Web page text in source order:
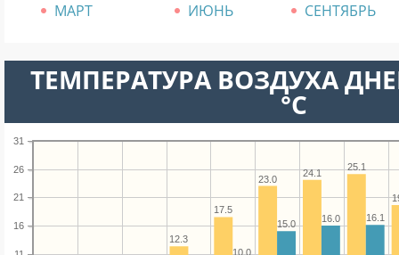
МАРТ
ИЮНЬ СЕНТЯБРЬ
ТЕМПЕРАТУРА ВОЗДУХА
°C
16
21
26
31
25.1
24.1
23.0
17.5
12.3
16.1
16.0
15.0
10.0